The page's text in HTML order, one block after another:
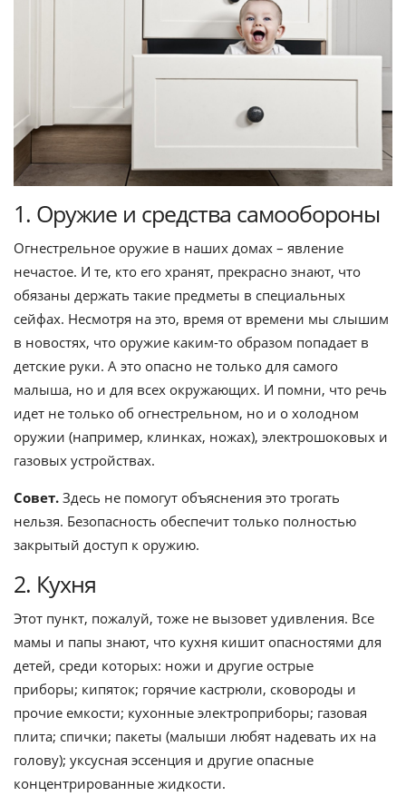
1. Оружие и средства самообороны
Огнестрельное оружие в наших домах – явление
нечастое. И те, кто его хранят, прекрасно знают, что
обязаны держать такие предметы в специальных
сейфах. Несмотря на это, время от времени мы слышим
в новостях, что оружие каким-то образом попадает в
детские руки. А это опасно не только для самого
малыша, но и для всех окружающих. И помни, что речь
идет не только об огнестрельном, но и о холодном
оружии (например, клинках, ножах), электрошоковых и
газовых устройствах.
Совет. Здесь не помогут объяснения это трогать
нельзя. Безопасность обеспечит только полностью
закрытый доступ к оружию.
2. Кухня
Этот пункт, пожалуй, тоже не вызовет удивления. Все
мамы и папы знают, что кухня кишит опасностями для
детей, среди которых: ножи и другие острые
приборы; кипяток; горячие кастрюли, сковороды и
прочие емкости; кухонные электроприборы; газовая
плита; спички; пакеты (малыши любят надевать их на
голову); уксусная эссенция и другие опасные
концентрированные жидкости.